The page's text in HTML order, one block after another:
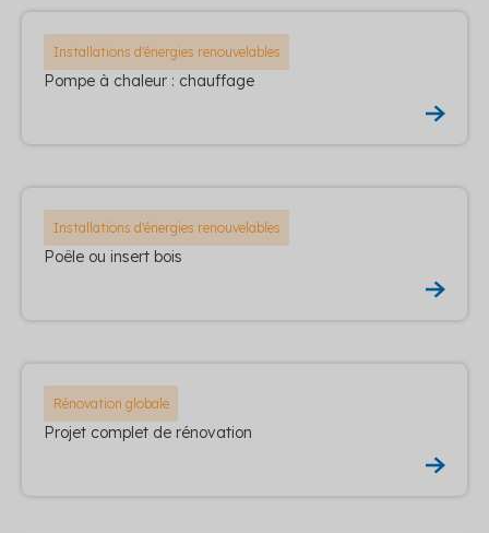
Installations d'énergies renouvelables
Pompe à chaleur : chauffage
Installations d'énergies renouvelables
Poêle ou insert bois
Rénovation globale
Projet complet de rénovation